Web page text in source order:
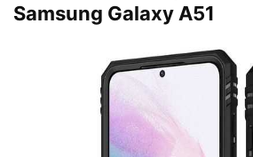
Samsung Galaxy A51